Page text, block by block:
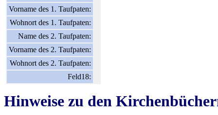
Vorname des 1. Taufpaten:
Wohnort des 1. Taufpaten:
Name des 2. Taufpaten:
Vorname des 2. Taufpaten:
Wohnort des 2. Taufpaten:
Feld18:
Hinweise zu den